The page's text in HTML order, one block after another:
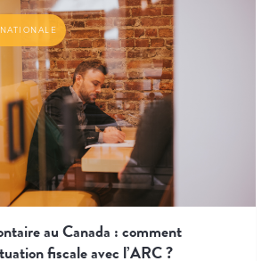
au Canada : comment
fiscale avec l’ARC ?